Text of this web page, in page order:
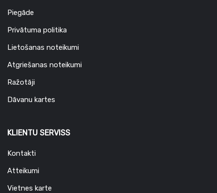
Piegāde
Privātuma politika
Lietošanas noteikumi
Atgriešanas noteikumi
Ražotāji
Dāvanu kartes
KLIENTU SERVISS
Kontakti
Atteikumi
Vietnes karte